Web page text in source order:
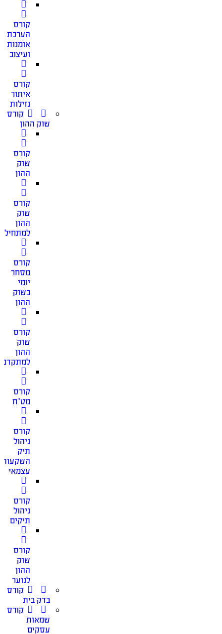
קורס
הערכת
אומנות
ועיצוב
קורס
איתור
נזילות
קורס
שוק ההון
קורס
שוק
ההון
קורס
שוק
ההון
קורס
מסחר
יומי
בשוק
ההון
קורס
שוק
ההון
קורס
מט”ח
קורס
ניהול
תיק
השקעות
עצמאי
קורס
ניהול
תיקים
קורס
שוק
ההון
לנוער
קורס
בדק בית
קורס
שמאות
עסקים